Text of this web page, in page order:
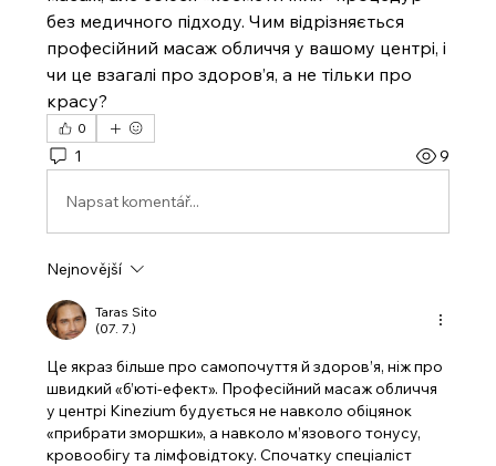
без медичного підходу. Чим відрізняється
професійний масаж обличчя у вашому центрі, і
чи це взагалі про здоров’я, а не тільки про
красу?
0
1 9
Napsat komentář...
Nejnovější
Taras Sito
(07. 7.)
Це якраз більше про самопочуття й здоров’я, ніж про
швидкий «б’юті‑ефект». Професійний масаж обличчя
у центрі Kinezium будується не навколо обіцянок
«прибрати зморшки», а навколо м’язового тонусу,
кровообігу та лімфовідтоку. Спочатку спеціаліст